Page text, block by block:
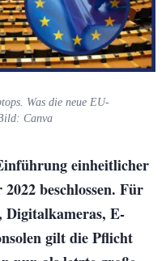
Was die neue EU-
Canva
einheitlicher
beschlossen. Für
Digitalkameras, E-
gilt die Pflicht